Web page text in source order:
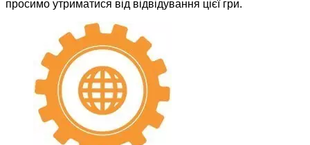
просимо утриматися від відвідування цієї гри.